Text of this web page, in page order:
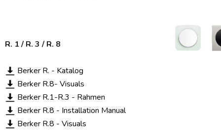
R. 1 / R. 3 / R. 8
Berker R. - Katalog
Berker R.8- Visuals
Berker R.1-R.3 - Rahmen
Berker R.8 - Installation Manual
Berker R.8 - Visuals